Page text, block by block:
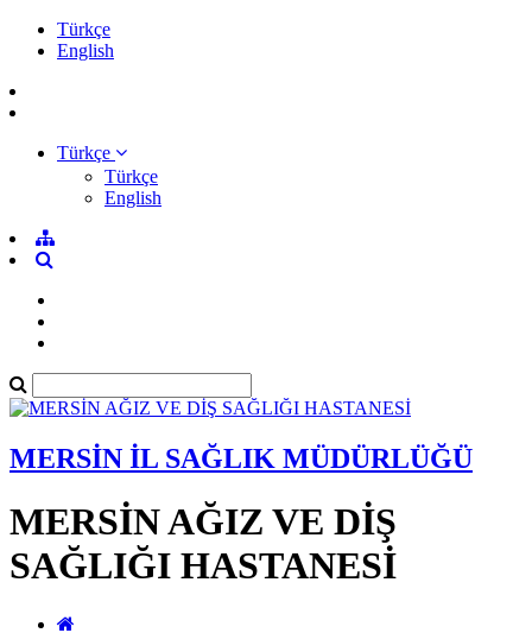
Türkçe
English
Türkçe
Türkçe
English
MERSİN İL SAĞLIK MÜDÜRLÜĞÜ
MERSİN AĞIZ VE DİŞ
SAĞLIĞI HASTANESİ